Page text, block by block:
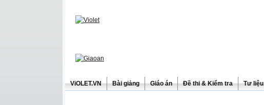
ViOLET.VN Bài giảng Giáo án Đề thi & Kiểm tra Tư liệu